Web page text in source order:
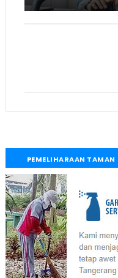
PEMELIHARAAN TAMAN